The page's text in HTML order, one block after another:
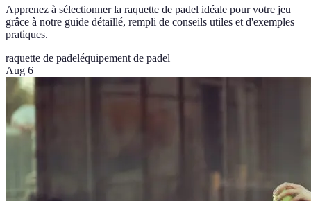
Apprenez à sélectionner la raquette de padel idéale pour votre jeu
grâce à notre guide détaillé, rempli de conseils utiles et d'exemples
pratiques.
raquette de padeléquipement de padel
Aug 6